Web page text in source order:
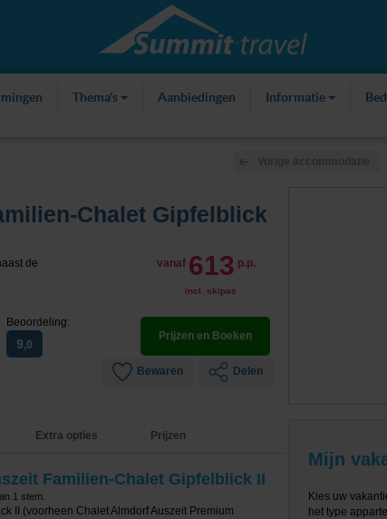
Thema's Aanbiedingen Informatie
Chalet Gipfelblick
de
vanaf 613 p.p.
incl. skipas
Prijzen en Boeken
Bewaren Delen
Beoordeling:
9,0
Extra opties Prijzen
Familien-Chalet Gipfelblick II
1stem.
II (voorheen Chalet Almdorf Auszeit Premium
Mijn
Kies uw
het type